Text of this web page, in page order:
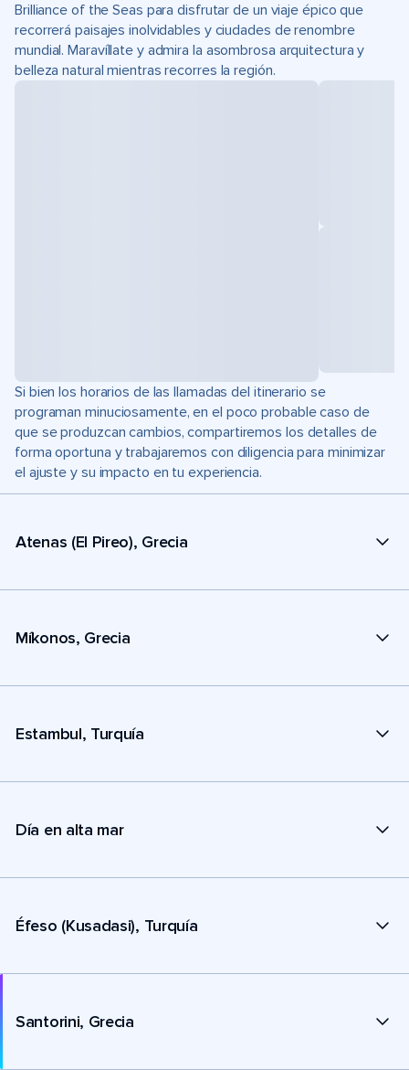
Brilliance of the Seas para disfrutar de un viaje épico que
recorrerá paisajes inolvidables y ciudades de renombre
mundial. Maravíllate y admira la asombrosa arquitectura y
belleza natural mientras recorres la región.
Si bien los horarios de las llamadas del itinerario se
programan minuciosamente, en el poco probable caso de
que se produzcan cambios, compartiremos los detalles de
forma oportuna y trabajaremos con diligencia para minimizar
el ajuste y su impacto en tu experiencia.
Atenas (El Pireo), Grecia
Míkonos, Grecia
Estambul, Turquía
Día en alta mar
Éfeso (Kusadasi), Turquía
Santorini, Grecia